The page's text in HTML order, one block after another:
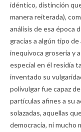
idéntico, distinción
manera reiterada),
análisis de esa época
gracias a algún tipo
inequívoca grosería y
especial en él residía
inventado su
polivulgar fue capaz
partículas afines a su
solazadas, aquellas
democracia, ni mucho